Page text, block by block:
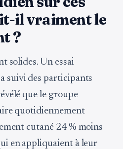
il vraiment le
?
solides. Un essai
suivi des participants
que le groupe
quotidiennement
cutané 24 % moins
en appliquaient à leur